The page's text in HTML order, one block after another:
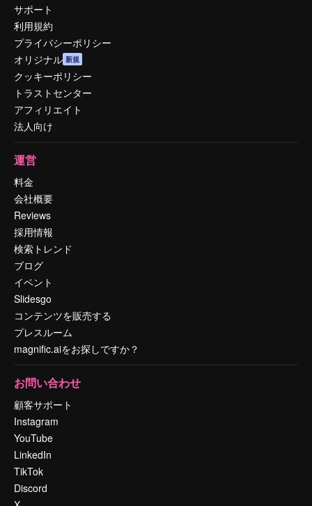
サポート
利用規約
プライバシーポリシー
オリジナル 新規
クッキーポリシー
トラストセンター
アフィリエイト
法人向け
運営
料金
会社概要
Reviews
採用情報
検索トレンド
ブログ
イベント
Slidesgo
コンテンツを販売する
プレスルーム
magnific.aiをお探しですか？
お問い合わせ
顧客サポート
Instagram
YouTube
LinkedIn
TikTok
Discord